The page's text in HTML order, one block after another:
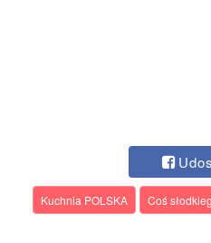
Kuchnia POLSKA Coś